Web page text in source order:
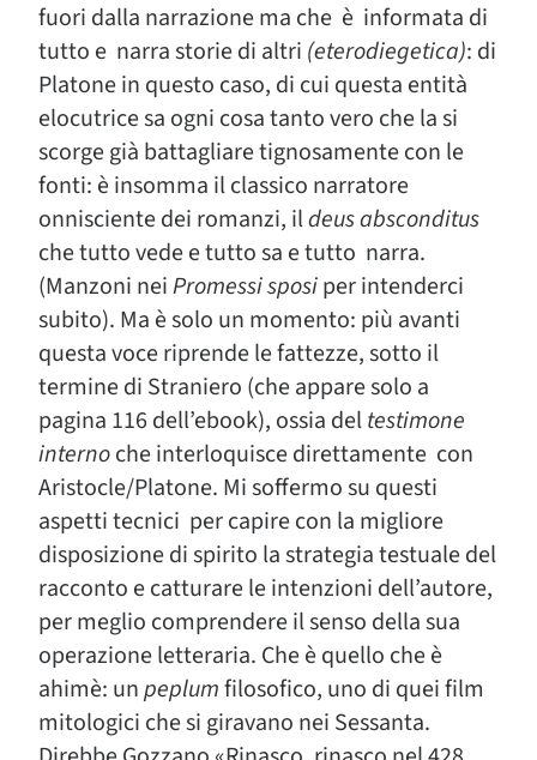
fuori dalla narrazione ma che è informata di
tutto e narra storie di altri (eterodiegetica): di
Platone in questo caso, di cui questa entità
elocutrice sa ogni cosa tanto vero che la si
scorge già battagliare tignosamente con le
fonti: è insomma il classico narratore
onnisciente dei romanzi, ildeusabsconditus
che tutto vede e tutto sa e tutto narra.
(Manzoni neiPromessisposiper intenderci
subito). Ma è solo un momento: più avanti
questa voce riprende le fattezze, sotto il
termine di Straniero (che appare solo a
pagina 116 dell’ebook), ossia deltestimone
internoche interloquisce direttamente con
Aristocle/Platone. Mi soffermo su questi
aspetti tecnici per capire con la migliore
disposizione di spirito la strategia testuale del
racconto e catturare le intenzioni dell’autore,
per meglio comprendere il senso della sua
operazione letteraria. Che è quello che è
ahimè: unpeplumfilosofico, uno di quei film
mitologici che si giravano nei Sessanta.